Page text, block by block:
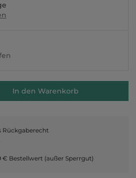
In den Warenkorb
Rückgaberecht
€ Bestellwert (außer Sperrgut)